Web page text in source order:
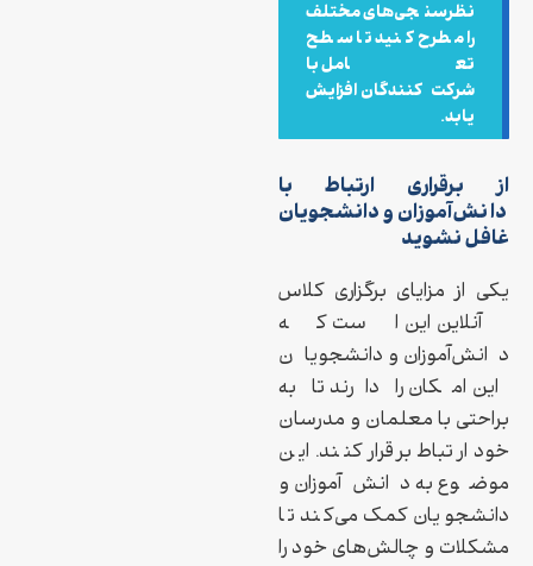
نظرسنجی‌های مختلف
را مطرح کنید تا سطح
تعامل با
شرکت‌کنندگان افزایش
یابد.
از برقراری ارتباط با
دانش‌‌آموزان و دانشجویان
غافل نشوید
یکی از مزایای برگزاری کلاس
آنلاین این است که
دانش‌آموزان و دانشجویان
این امکان را دارند تا به
براحتی با معلمان و مدرسان
خود ارتباط برقرار کنند. این
موضوع به دانش‌آموزان و
دانشجویان کمک می‌کند تا
مشكلات و چالش‌های خود را